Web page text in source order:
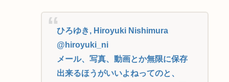
ひろゆき, Hiroyuki Nishimura
@hiroyuki_ni
メール、写真、動画とか無限に保存
出来るほうがいいよねってのと、